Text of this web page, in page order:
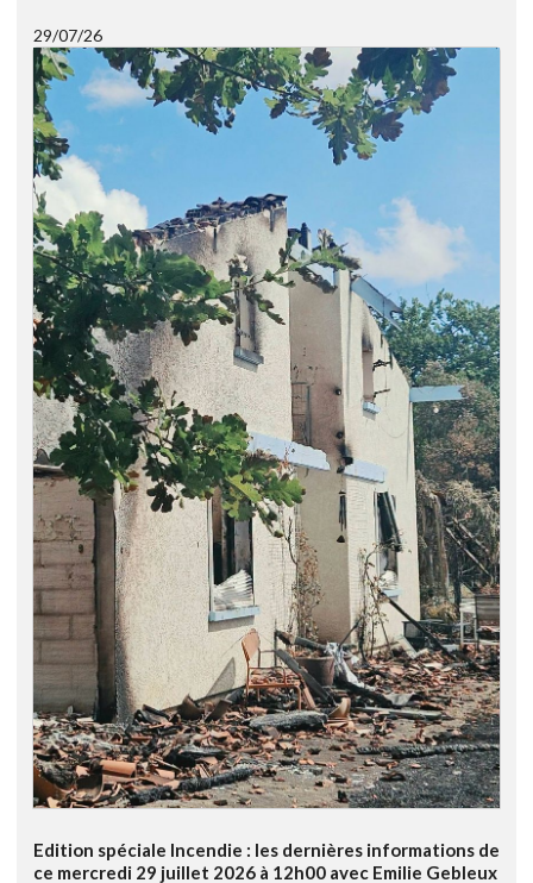
29/07/26
Edition spéciale Incendie : les dernières informations de
ce mercredi 29 juillet 2026 à 12h00 avec Emilie Gebleux